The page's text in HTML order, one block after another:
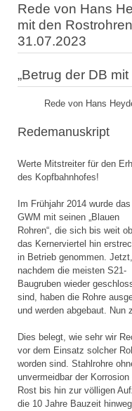
Rede von Hans
mit den
31.07.2023
„Betrug der DB
Rede von Hans
Redemanuskript
Werte Mitstreiter für den
des Kopfbahnhofes!
Im Frühjahr 2014 wurde das
GWM mit seinen „Blauen
Rohren“, die sich bis weit
das Kernerviertel hin
in Betrieb genommen. Jetzt,
nachdem die meisten S21-
Baugruben wieder
sind, haben die Rohre
und werden abgebaut. Nun
Dies belegt, wie sehr wir
vor dem Einsatz solcher
worden sind. Stahlrohre
unvermeidbar der
Rost bis hin zur völligen
die 10 Jahre Bauzeit